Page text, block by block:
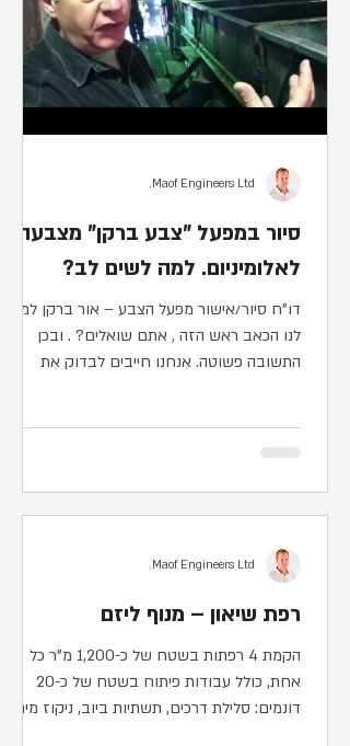
סיור במפעל "צבע ברקן" מצבעה
לאלומיניום. למה לשים לב?
דו"ח סיור/אישור מפעל הצבע – אור ברקן למה
לנו הכאב ראש הזה , אתם שואלים? . ובכן
התשובה פשוטה. אנחנו חייבים לבדוק את
Maof Engineers Ltd.
רפת שיאון – מנוף ליזם
הקמת 4 רפתות בשטח של כ-1,200 מ"ר כל
אחת, כולל עבודות פיתוח בשטח של כ-20
דונמים: סלילת דרכים, תשתיות ביוב, ניקוז מים,
Maof Engineers Ltd.